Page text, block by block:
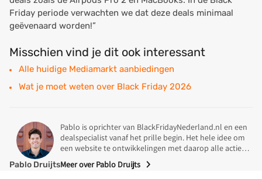
Friday periode verwachten we dat deze deals minimaal
geëvenaard worden!”
Misschien vind je dit ook interessant
Alle huidige Mediamarkt aanbiedingen
Wat je moet weten over Black Friday 2026
Pablo Druijts
Pablo is oprichter van BlackFridayNederland.nl en een
dealspecialist vanaf het prille begin. Het hele idee om
een website te ontwikkelingen met daarop alle acties
en deals tijdens Black Friday in Nederland kwam uit zijn
koker. In 2014 was Pablo op zoek naar een koelkast
Meer over Pablo Druijts